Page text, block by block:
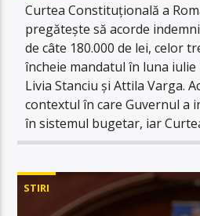
Curtea Constituțională a
pregătește să acorde
de câte 180.000 de lei, celor
încheie mandatul în luna iulie
Livia Stanciu și Attila Varga.
contextul în care Guvernul a
în sistemul bugetar, iar
STIRI